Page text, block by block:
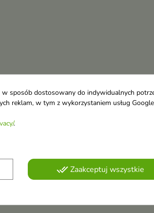
w sposób dostosowany do indywidualnych
reklam, w tym z wykorzystaniem usług
.
done_allZaakceptuj wszystkie